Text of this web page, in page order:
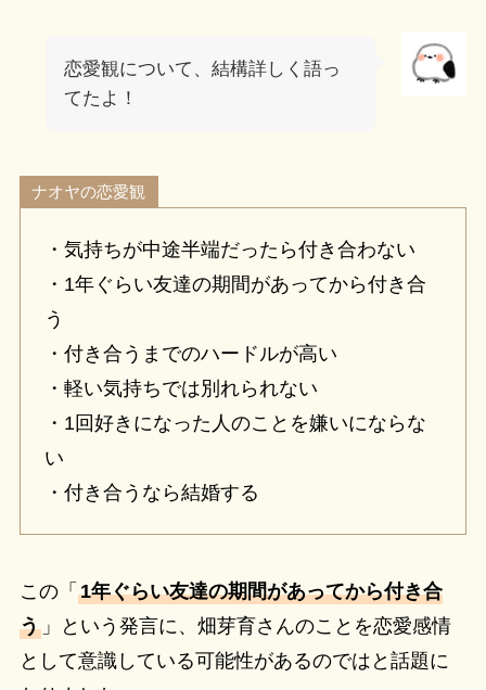
恋愛観について、結構詳しく語っ
てたよ！
ナオヤの恋愛観
・気持ちが中途半端だったら付き合わない
・1年ぐらい友達の期間があってから付き合
う
・付き合うまでのハードルが高い
・軽い気持ちでは別れられない
・1回好きになった人のことを嫌いにならな
い
・付き合うなら結婚する
この「 1年ぐらい友達の期間があってから付き合
う」という発言に、畑芽育さんのことを恋愛感情
として意識している可能性があるのではと話題に